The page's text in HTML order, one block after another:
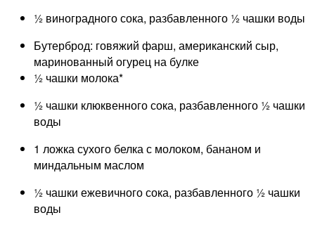
½ виноградного сока, разбавленного ½ чашки воды
Бутерброд: говяжий фарш, американский сыр,
маринованный огурец на булке
½ чашки молока*
½ чашки клюквенного сока, разбавленного ½ чашки
воды
1 ложка сухого белка с молоком, бананом и
миндальным маслом
½ чашки ежевичного сока, разбавленного ½ чашки
воды